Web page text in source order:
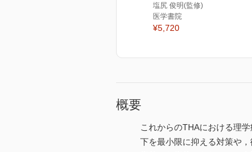
塩尻 俊明(監修)
医学書院
¥5,720
概要
これからのTHAにおける理
下を最小限に抑える対策や